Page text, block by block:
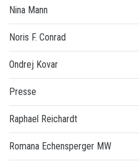
Nina Mann
Noris F. Conrad
Ondrej Kovar
Presse
Raphael Reichardt
Romana Echensperger MW